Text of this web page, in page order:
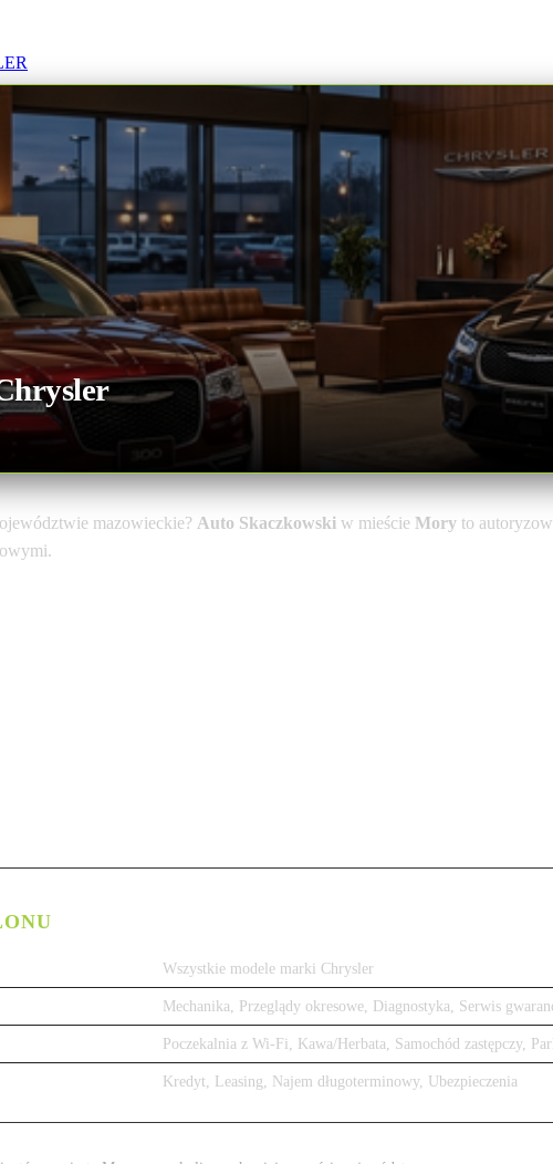
mazowieckie? Auto Skaczkowski w mieście Mory to
Wszystkie modele marki Chrysler
Mechanika, Przeglądy okresowe, Diagnostyka, Serwis
Poczekalnia z Wi-Fi, Kawa/Herbata, Samochód zastępczy,
Kredyt, Leasing, Najem długoterminowy, Ubezpieczenia